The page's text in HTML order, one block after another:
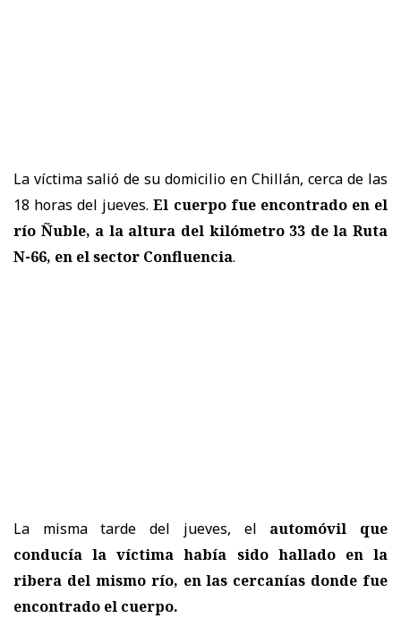
La víctima salió de su domicilio en Chillán, cerca de las
18 horas del jueves.El cuerpo fue encontrado en el
río Ñuble, a la altura del kilómetro 33 de la Ruta
N-66, en elsector Confluencia.
La misma tarde del jueves, el automóvil que
conducía la víctima había sido hallado en la
ribera del mismo río, en las cercanías donde fue
encontrado el cuerpo.